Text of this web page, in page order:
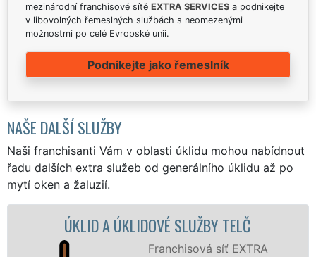
mezinárodní franchisové sítě EXTRA SERVICES a podnikejte
v libovolných řemeslných službách s neomezenými
možnostmi po celé Evropské unii.
Podnikejte jako řemeslník
NAŠE DALŠÍ SLUŽBY
Naši franchisanti Vám v oblasti úklidu mohou nabídnout
řadu dalších extra služeb od generálního úklidu až po
mytí oken a žaluzií.
ÚKLID A ÚKLIDOVÉ SLUŽBY TELČ
Franchisová síť EXTRA